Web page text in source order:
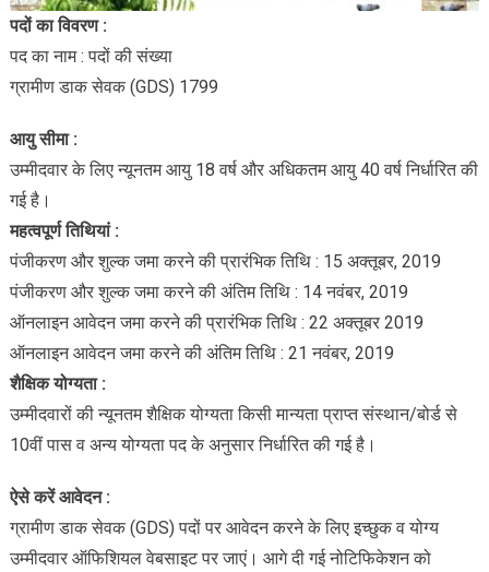
पदों का विवरण :
पद का नाम : पदों की संख्या
ग्रामीण डाक सेवक (GDS) 1799
आयु सीमा :
उम्मीदवार के लिए न्यूनतम आयु 18 वर्ष और अधिकतम आयु 40 वर्ष निर्धारित की
गई है।
महत्वपूर्ण तिथियां :
पंजीकरण और शुल्क जमा करने की प्रारंभिक तिथि : 15 अक्तूबर, 2019
पंजीकरण और शुल्क जमा करने की अंतिम तिथि : 14 नवंबर, 2019
ऑनलाइन आवेदन जमा करने की प्रारंभिक तिथि : 22 अक्तूबर 2019
ऑनलाइन आवेदन जमा करने की अंतिम तिथि : 21 नवंबर, 2019
शैक्षिक योग्यता :
उम्मीदवारों की न्यूनतम शैक्षिक योग्यता किसी मान्यता प्राप्त संस्थान/बोर्ड से
10वीं पास व अन्य योग्यता पद के अनुसार निर्धारित की गई है।
ऐसे करें आवेदन :
ग्रामीण डाक सेवक (GDS) पदों पर आवेदन करने के लिए इच्छुक व योग्य
उम्मीदवार ऑफिशियल वेबसाइट पर जाएं। आगे दी गई नोटिफिकेशन को